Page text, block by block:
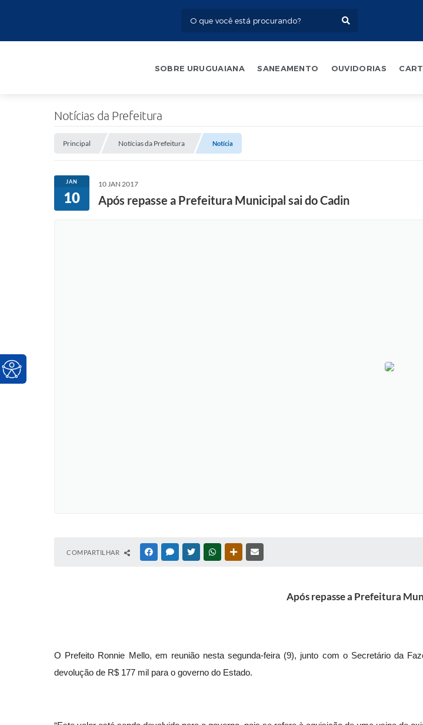
SOBRE URUGUAIANA SANEAMENTO OUVIDORIAS
Notícias da Prefeitura
Principal Notícias da Prefeitura Notícia
JAN
10
10 JAN 2017
Após repasse a Prefeitura Municipal sai do Cadin
COMPARTILHAR FACEBOOKMESSENGER
TWITTERWHATSAPPOUTRAS MÍDIAS
Após repasse a Prefeitura
O Prefeito Ronnie Mello, em reunião nesta segunda-feira (9), junto com o Secretário da
devolução de R$ 177 mil para o governo do Estado.